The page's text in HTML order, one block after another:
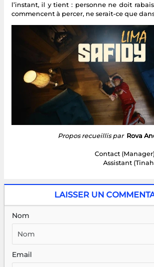
l’instant, il y tient : personne ne doit
commencent à percer, ne serait-ce que
Propos recueillis par Rova
Contact (Manager)
Assistant
LAISSER UN
Nom
Email